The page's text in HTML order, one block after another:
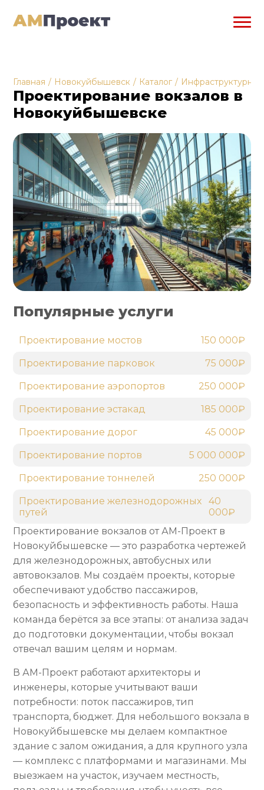
Главная / Новокуйбышевск / Каталог /
Проектирование вокзалов в
Новокуйбышевске
Проектирование вокзалов от АМ-Проект в
Новокуйбышевске — это разработка чертежей
для железнодорожных, автобусных или
автовокзалов. Мы создаём проекты, которые
обеспечивают удобство пассажиров,
безопасность и эффективность работы. Наша
команда берётся за все этапы: от анализа задач
до подготовки документации, чтобы вокзал
отвечал вашим целям и нормам.
В АМ-Проект работают архитекторы и
инженеры, которые учитывают ваши
потребности: поток пассажиров, тип
транспорта, бюджет. Для небольшого вокзала в
Новокуйбышевске мы делаем компактное
здание с залом ожидания, а для крупного узла
— комплекс с платформами и магазинами. Мы
выезжаем на участок, изучаем местность,
Популярные услуги
Проектирование мостов 150 000₽
Проектирование парковок 75 000₽
Проектирование аэропортов 250 000₽
Проектирование эстакад 185 000₽
Проектирование дорог 45 000₽
Проектирование портов 5 000 000₽
Проектирование тоннелей 250 000₽
Проектирование железнодорожных
путей
40
000₽